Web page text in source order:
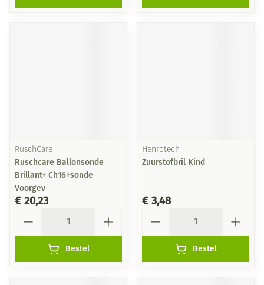
RuschCare
Ruschcare Ballonsonde
Brillant+ Ch16+sonde
Voorgev
€ 20,23
Bestel
Henrotech
Zuurstofbril Kind
€ 3,48
Bestel